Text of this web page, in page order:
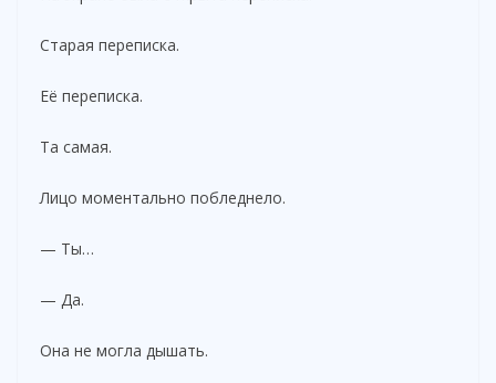
Старая переписка.
Её переписка.
Та самая.
Лицо моментально побледнело.
— Ты…
— Да.
Она не могла дышать.